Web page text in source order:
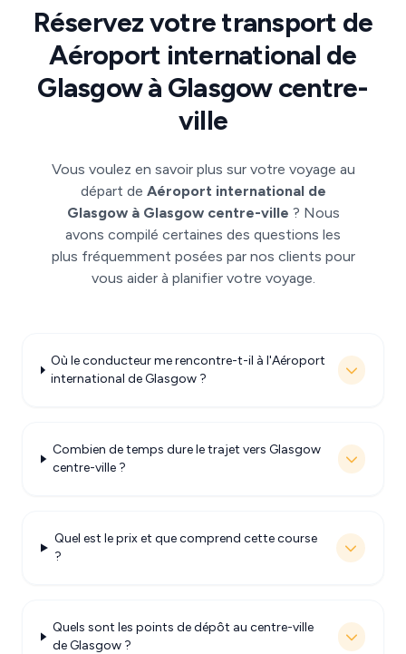
Réservez votre transport de
Aéroport international de
Glasgow à Glasgow centre-
ville
Vous voulez en savoir plus sur votre voyage au
départ de Aéroport international de
Glasgow à Glasgow centre-ville ? Nous
avons compilé certaines des questions les
plus fréquemment posées par nos clients pour
vous aider à planifier votre voyage.
Où le conducteur me rencontre-t-il à l'Aéroport
international de Glasgow ?
Combien de temps dure le trajet vers Glasgow
centre-ville ?
Quel est le prix et que comprend cette course
?
Quels sont les points de dépôt au centre-ville
de Glasgow ?